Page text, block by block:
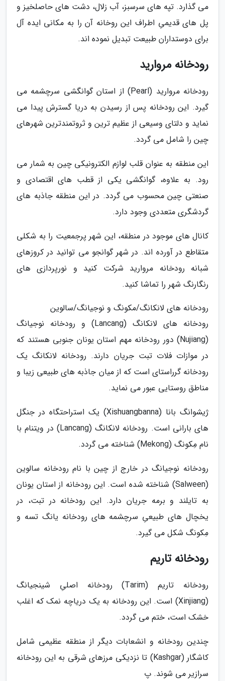
می گذارد. تپه های سرسبز، آب زلال، دشت های حاصلخیز و
پل های قدیمیِ اطراف این روخانه آن را به مکانی ایده آل
برای دوستداران طبیعت تبدیل نموده اند.
رودخانه مروارید
رودخانه مروارید (Pearl) از استان گوانگشی سرچشمه می
گیرد. این رودخانه پس از رسیدن به دریا گسترش پیدا می
نماید و دلتای وسیعی از عظیم ترین و ثروتمندترین شهرهای
چین را شامل می گردد.
این منطقه به عنوان قلب لوازم الکترونیکی چین به شمار می
رود. به علاوه، گوانگشی یکی از قطب های اقتصادی و
صنعتی چین محسوب می گردد. در این منطقه جاذبه های
گردشگری متعددی وجود دارد.
کانال های موجود در منطقه، این شهر پرجمعیت را به شکلی
متقاطع در آورده اند. در شهر گوانجو می توانید در کروزهای
شبانه رودخانه مروارید شرکت کنید و نورپردازی های
رنگارنگ شهر را تماشا کنید.
رودخانه های لانکانگ/مکونگ و نوجیانگ/سالوین
رودخانه های لانکانگ (Lancang) و رودخانه نوجیانگ
(Nujiang) دور رودخانه مهم استان یونان جنوبی هستند که
در موازات فلات تبت جریان دارند. رودخانه لانکانگ یک
رودخانه گرراستای است که از میان جاذبه های طبیعی زیبا و
مناطق روستایی عبور می نماید.
ژیشوانگ بانا (Xishuangbanna) یک استراحتگاه در جنگل
های بارانی است. رودخانه لانکانگ (Lancang) در ویتنام با
نام مِکونگ (Mekong) شناخته می گردد.
رودخانه نوجیانگ در خارج از چین با نام رودخانه سالوین
(Salween) شناخته شده است. این رودخانه از استان یونان
به تایلند و برمه جریان دارد. این رودخانه در تبت، در
یخچال های طبیعیِ سرچشمه های رودخانه یانگ تسه و
مِکونگ شکل می گیرد.
رودخانه تاریم
رودخانه تاریم (Tarim) رودخانه اصلیِ شینجیانگ
(Xinjiang) است. این رودخانه به یک دریاچه نمک که اغلب
خشک است، ختم می گردد.
چندین رودخانه و انشعابات دیگر از منطقه عظیمی شامل
کاشگار (Kashgar) تا نزدیکی مرزهای شرقی به این رودخانه
سرازیر می شوند. پ